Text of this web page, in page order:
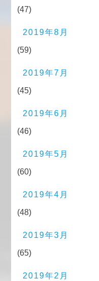
(47)
2019年8月
(59)
2019年7月
(45)
2019年6月
(46)
2019年5月
(60)
2019年4月
(48)
2019年3月
(65)
2019年2月